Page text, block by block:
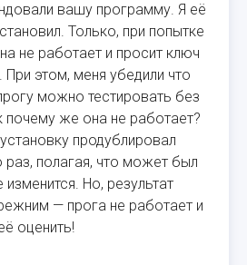
вашу программу. Я её
Только, при попытке
не работает и просит ключ
При этом, меня убедили что
можно тестировать без
почему же она не работает?
продублировал
раз, полагая, что может был
изменится. Но, результат
— прога не работает и
оценить!